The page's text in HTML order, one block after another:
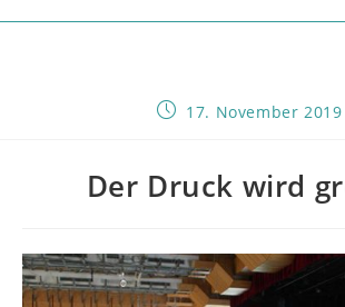
Beitrag17. November 2019
Der Druck wird